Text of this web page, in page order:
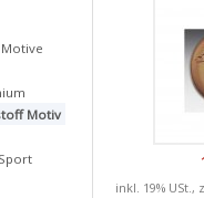
inkl. 19% USt.,
Motiv